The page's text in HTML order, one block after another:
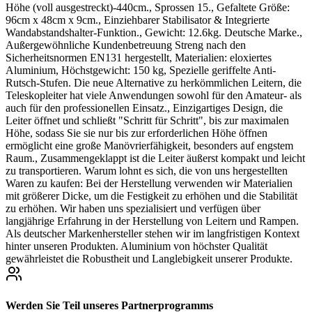
Höhe (voll ausgestreckt)-440cm., Sprossen 15., Gefaltete Größe:
96cm x 48cm x 9cm., Einziehbarer Stabilisator & Integrierte
Wandabstandshalter-Funktion., Gewicht: 12.6kg. Deutsche Marke.,
Außergewöhnliche Kundenbetreuung Streng nach den
Sicherheitsnormen EN131 hergestellt, Materialien: eloxiertes
Aluminium, Höchstgewicht: 150 kg, Spezielle geriffelte Anti-
Rutsch-Stufen. Die neue Alternative zu herkömmlichen Leitern, die
Teleskopleiter hat viele Anwendungen sowohl für den Amateur- als
auch für den professionellen Einsatz., Einzigartiges Design, die
Leiter öffnet und schließt "Schritt für Schritt", bis zur maximalen
Höhe, sodass Sie sie nur bis zur erforderlichen Höhe öffnen
ermöglicht eine große Manövrierfähigkeit, besonders auf engstem
Raum., Zusammengeklappt ist die Leiter äußerst kompakt und leicht
zu transportieren. Warum lohnt es sich, die von uns hergestellten
Waren zu kaufen: Bei der Herstellung verwenden wir Materialien
mit größerer Dicke, um die Festigkeit zu erhöhen und die Stabilität
zu erhöhen. Wir haben uns spezialisiert und verfügen über
langjährige Erfahrung in der Herstellung von Leitern und Rampen.
Als deutscher Markenhersteller stehen wir im langfristigen Kontext
hinter unseren Produkten. Aluminium von höchster Qualität
gewährleistet die Robustheit und Langlebigkeit unserer Produkte.
Werden Sie Teil unseres Partnerprogramms